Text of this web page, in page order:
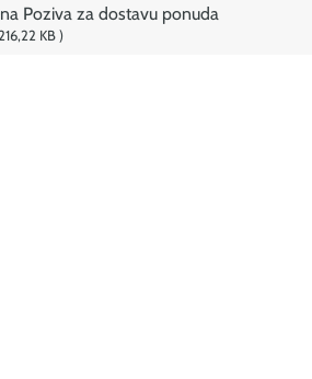
Poziva za dostavu ponuda
KB